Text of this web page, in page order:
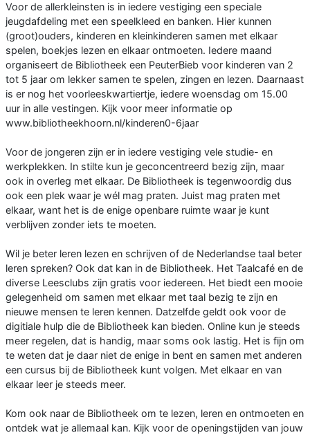
Voor de allerkleinsten is in iedere vestiging een speciale
jeugdafdeling met een speelkleed en banken. Hier kunnen
(groot)ouders, kinderen en kleinkinderen samen met elkaar
spelen, boekjes lezen en elkaar ontmoeten. Iedere maand
organiseert de Bibliotheek een PeuterBieb voor kinderen van 2
tot 5 jaar om lekker samen te spelen, zingen en lezen. Daarnaast
is er nog het voorleeskwartiertje, iedere woensdag om 15.00
uur in alle vestingen. Kijk voor meer informatie op
www.bibliotheekhoorn.nl/kinderen0-6jaar
Voor de jongeren zijn er in iedere vestiging vele studie- en
werkplekken. In stilte kun je geconcentreerd bezig zijn, maar
ook in overleg met elkaar. De Bibliotheek is tegenwoordig dus
ook een plek waar je wél mag praten. Juist mag praten met
elkaar, want het is de enige openbare ruimte waar je kunt
verblijven zonder iets te moeten.
Wil je beter leren lezen en schrijven of de Nederlandse taal beter
leren spreken? Ook dat kan in de Bibliotheek. Het Taalcafé en de
diverse Leesclubs zijn gratis voor iedereen. Het biedt een mooie
gelegenheid om samen met elkaar met taal bezig te zijn en
nieuwe mensen te leren kennen. Datzelfde geldt ook voor de
digitiale hulp die de Bibliotheek kan bieden. Online kun je steeds
meer regelen, dat is handig, maar soms ook lastig. Het is fijn om
te weten dat je daar niet de enige in bent en samen met anderen
een cursus bij de Bibliotheek kunt volgen. Met elkaar en van
elkaar leer je steeds meer.
Kom ook naar de Bibliotheek om te lezen, leren en ontmoeten en
ontdek wat je allemaal kan. Kijk voor de openingstijden van jouw